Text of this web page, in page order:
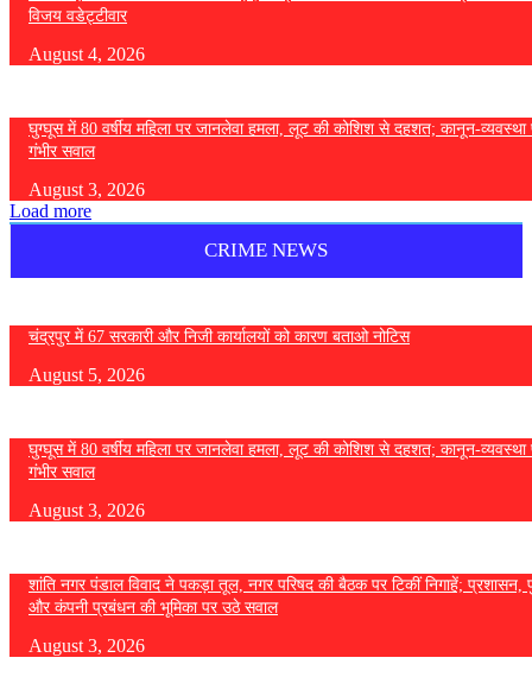
विजय वडेट्टीवार
August 4, 2026
घुग्घूस में 80 वर्षीय महिला पर जानलेवा हमला, लूट की कोशिश से दहशत; कानून-व्यवस्था
गंभीर सवाल
August 3, 2026
Load more
CRIME NEWS
चंद्रपुर में 67 सरकारी और निजी कार्यालयों को कारण बताओ नोटिस
August 5, 2026
घुग्घूस में 80 वर्षीय महिला पर जानलेवा हमला, लूट की कोशिश से दहशत; कानून-व्यवस्था
गंभीर सवाल
August 3, 2026
शांति नगर पंडाल विवाद ने पकड़ा तूल, नगर परिषद की बैठक पर टिकीं निगाहें; प्रशासन,
और कंपनी प्रबंधन की भूमिका पर उठे सवाल
August 3, 2026